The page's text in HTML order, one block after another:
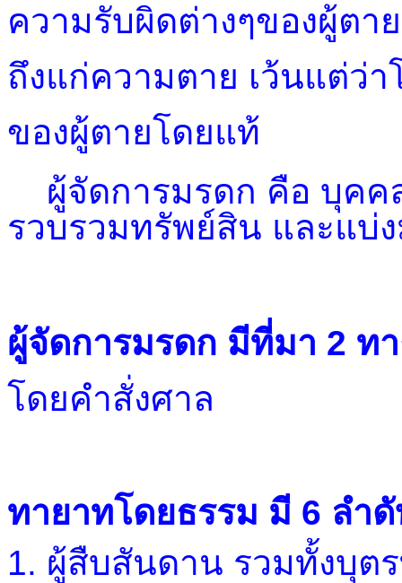
ความรับผิดต่างๆของผู้ต
ถึงแก่ความตาย เว้นแต่ว่
ของผู้ตายโดยแท้
ผู้จัดการมรดก คือ บุคค
รวบรวมทรัพย์สิน และแบ่
ผู้จัดการมรดก มีที่มา 2 ท
โดยคำสั่งศาล
ทายาทโดยธรรม มี 6 ลำ
1. ผู้สืบสันดาน รวมทั้งบุต